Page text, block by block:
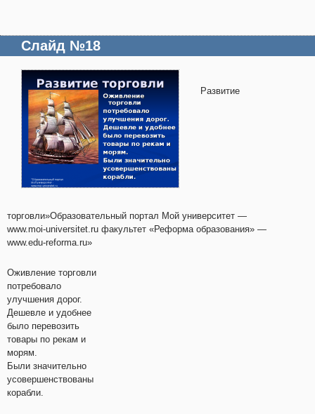
Слайд №18
Развитие
торговли»Образовательный портал Мой университет —
www.moi-universitet.ru факультет «Реформа образования» —
www.edu-reforma.ru»
Оживление торговли
потребовало
улучшения дорог.
Дешевле и удобнее
было перевозить
товары по рекам и
морям.
Были значительно
усовершенствованы
корабли.